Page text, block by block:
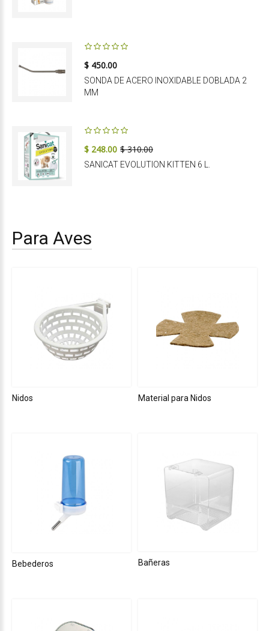
$ 450.00
SONDA DE ACERO INOXIDABLE DOBLADA 2
MM
$ 248.00 $ 310.00
SANICAT EVOLUTION KITTEN 6 L.
Para Aves
Nidos Material para Nidos
Bebederos Bañeras